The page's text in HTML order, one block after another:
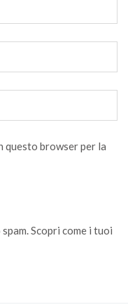
questo browser per la
Scopri come i tuoi